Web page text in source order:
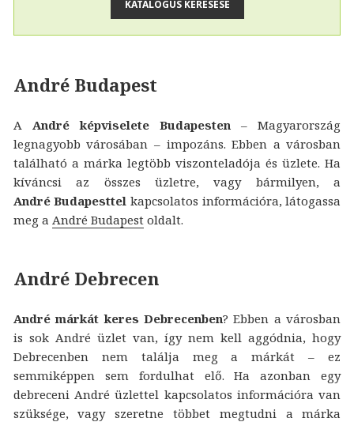
André Budapest
A André képviselete Budapesten – Magyarország
legnagyobb városában – impozáns. Ebben a városban
található a márka legtöbb viszonteladója és üzlete. Ha
kíváncsi az összes üzletre, vagy bármilyen, a
André Budapesttel kapcsolatos információra, látogassa
meg a André Budapest oldalt.
André Debrecen
André márkát keres Debrecenben? Ebben a városban
is sok André üzlet van, így nem kell aggódnia, hogy
Debrecenben nem találja meg a márkát – ez
semmiképpen sem fordulhat elő. Ha azonban egy
debreceni André üzlettel kapcsolatos információra van
szüksége, vagy szeretne többet megtudni a márka